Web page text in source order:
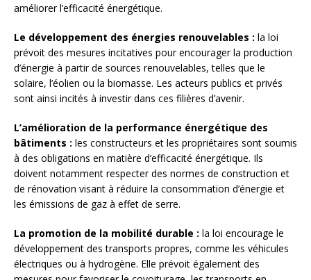
améliorer l’efficacité énergétique.
Le développement des énergies renouvelables : la loi
prévoit des mesures incitatives pour encourager la production
d’énergie à partir de sources renouvelables, telles que le
solaire, l’éolien ou la biomasse. Les acteurs publics et privés
sont ainsi incités à investir dans ces filières d’avenir.
L’amélioration de la performance énergétique des
bâtiments : les constructeurs et les propriétaires sont soumis
à des obligations en matière d’efficacité énergétique. Ils
doivent notamment respecter des normes de construction et
de rénovation visant à réduire la consommation d’énergie et
les émissions de gaz à effet de serre.
La promotion de la mobilité durable : la loi encourage le
développement des transports propres, comme les véhicules
électriques ou à hydrogène. Elle prévoit également des